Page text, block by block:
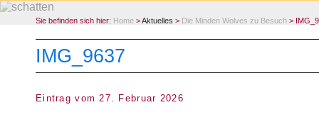
Sie befinden sich hier: Home >Aktuelles > Die Minden Wolves zu Besuch >
IMG_9637
Eintrag vom 27. Februar 2026